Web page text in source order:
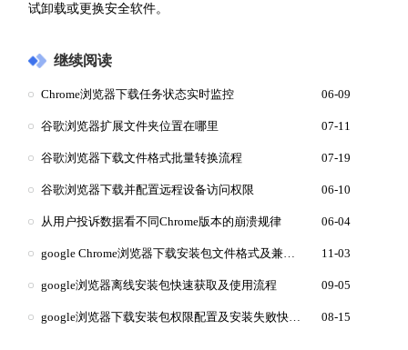
试卸载或更换安全软件。
继续阅读
Chrome浏览器下载任务状态实时监控 06-09
谷歌浏览器扩展文件夹位置在哪里 07-11
谷歌浏览器下载文件格式批量转换流程 07-19
谷歌浏览器下载并配置远程设备访问权限 06-10
从用户投诉数据看不同Chrome版本的崩溃规律 06-04
11-03
google浏览器离线安装包快速获取及使用流程 09-05
08-15